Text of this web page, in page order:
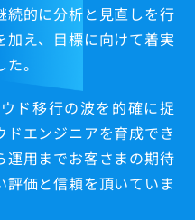
続的に分析と見直しを行
加え、目標に向けて着実
。
ド移行の波を的確に捉
ドエンジニアを育成でき
運用までお客さまの期待
価と信頼を頂いていま